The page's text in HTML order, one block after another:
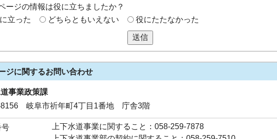
ージの情報は役に立ちましたか？
立った
どちらともいえない 役にたたなかった
送信
ジに関するお問い合わせ
道事業政策課
8156 岐阜市祈年町4丁目1番地 庁舎3階
号
上下水道事業に関すること：058-259-7878